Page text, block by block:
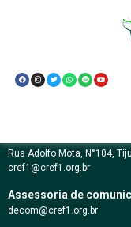
Lei
Rua Adolfo Mota, N°104,
cref1@cref1.org.br
Assessoria de
decom@cref1.org.br